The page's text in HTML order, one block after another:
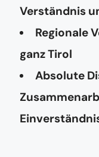
Verständnis
Regionale
ganz Tirol
Absolute